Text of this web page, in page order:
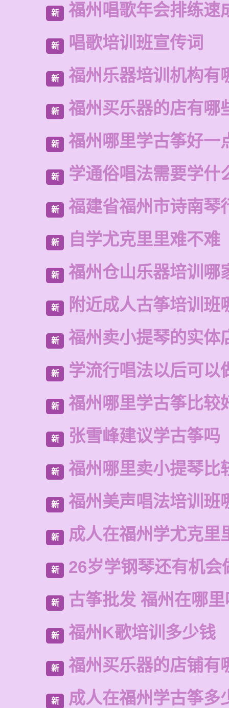
新 福州唱歌年会排练速
新 唱歌培训班宣传词
新 福州乐器培训机构有
新 福州买乐器的店有哪
新 福州哪里学古筝好一
新 学通俗唱法需要学什
新 福建省福州市诗南琴
新 自学尤克里里难不难
新 福州仓山乐器培训哪
新 附近成人古筝培训班
新 福州卖小提琴的实体
新 学流行唱法以后可以
新 福州哪里学古筝比较
新 张雪峰建议学古筝吗
新 福州哪里卖小提琴比
新 福州美声唱法培训班
新 成人在福州学尤克里
新 26岁学钢琴还有机会
新 古筝批发 福州在哪
新 福州K歌培训多少钱
新 福州买乐器的店铺有
新 成人在福州学古筝多